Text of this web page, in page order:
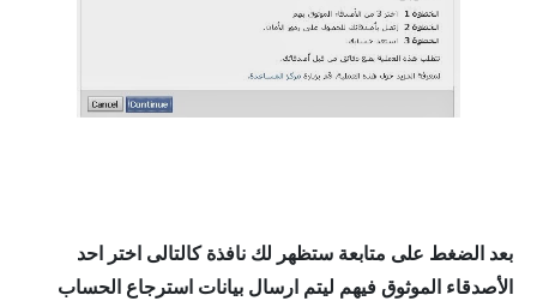
بعد الضغط على متابعة ستظهر لك نافذة كالتالى اختر احد
الأصدقاء الموثوق فيهم ليتم ارسال بيانات استرجاع الحساب